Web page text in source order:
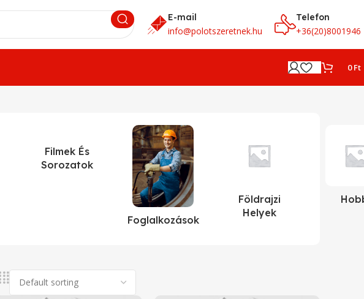
E-mail
info@polotszeretnek.hu
Telefon
+36(20)8001946
0Ft
Filmek És
Sorozatok
Foglalkozások
Földrajzi
Helyek